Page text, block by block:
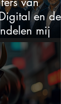
en de
mij